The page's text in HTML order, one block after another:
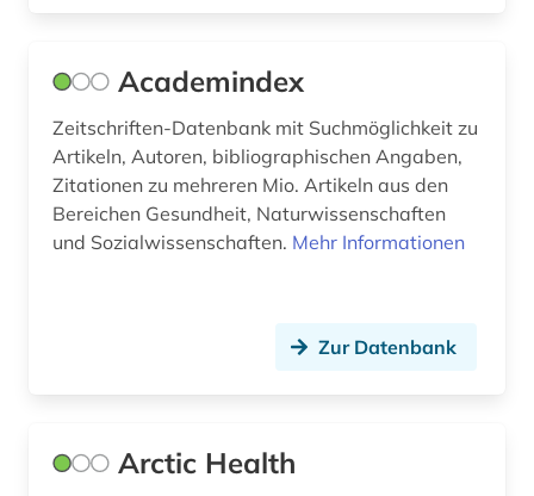
krankenhausbau (1)
krankenhaushygiene (1)
krankenpflege (4)
krankenversicherung (1)
Academindex
Zeitschriften-Datenbank mit Suchmöglichkeit zu
Artikeln, Autoren, bibliographischen Angaben,
Zitationen zu mehreren Mio. Artikeln aus den
Bereichen Gesundheit, Naturwissenschaften
und Sozialwissenschaften. Mehr Informationen
Zur Datenbank
Arctic Health